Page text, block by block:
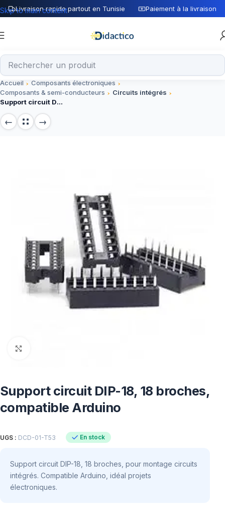
Livraison rapide partout en Tunisie Paiement à la livraison
Skip to main content
Accueil
Composants électroniques
Composants & semi-conducteurs
Circuits intégrés
Support circuit DIP-18, 18 broches, compatible Arduino
Support circuit DIP-18, 18 broches,
compatible Arduino
UGS : DCD-01-T53 En stock
Support circuit DIP-18, 18 broches, pour montage circuits
intégrés. Compatible Arduino, idéal projets
électroniques.